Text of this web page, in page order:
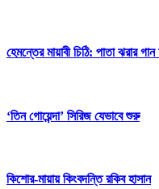
হেমন্তের মায়াবী চিঠি: পাতা ঝরার
‘তিন গোয়েন্দা’ সিরিজ যেভাবে শুরু
কিশোর-মায়ায় কিংবদন্তি রকিব হাসান